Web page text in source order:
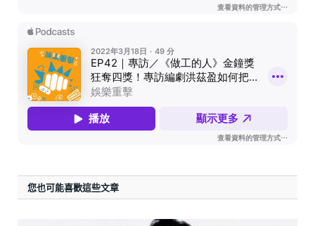
您也可能喜歡這些文章